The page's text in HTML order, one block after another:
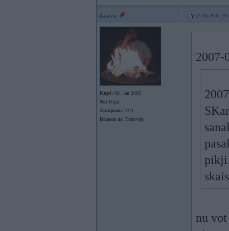
daavo 22. Feb 2007,
Kopš: 08. Jan 2005
No: Rīga
Ziņojumi: 1911
Braucu ar: Tramvaju
2007-
pikji
nu